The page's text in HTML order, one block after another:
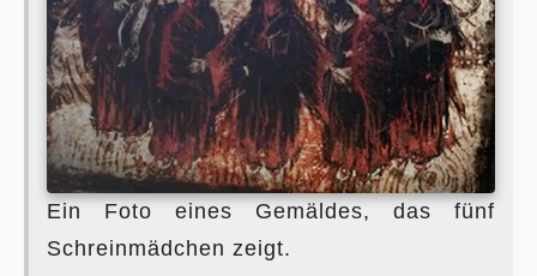
Ein Foto eines Gemäldes, das fünf
Schreinmädchen zeigt.